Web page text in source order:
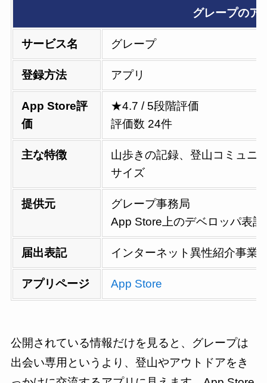
グレープのア
サービス名 グレープ
登録方法 アプリ
App Store評
価
★4.7 / 5段階評価
評価数 24件
主な特徴
山歩きの記録、登山コミュニ
サイズ
提供元
グレープ事務局
App Store上のデベロッパ表
届出表記 インターネット異性紹介事業
アプリページ App Store
公開されている情報だけを見ると、グレープは
出会い専用というより、登山やアウトドアをき